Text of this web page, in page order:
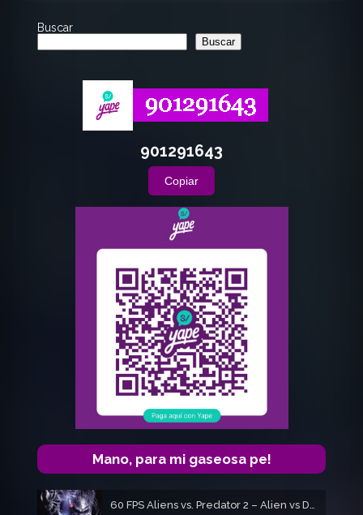
Buscar
Buscar
901291643
Copiar
Mano, para mi gaseosa pe!
60 FPS Aliens vs. Predator 2 – Alien vs Depredador 2